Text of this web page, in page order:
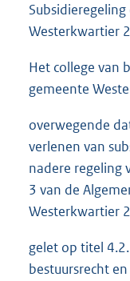
Westerkwartier
Het college van
gemeente
overwegende
verlenen van
nadere regeling
3 van de
Westerkwartier
gelet op titel
bestuursrecht